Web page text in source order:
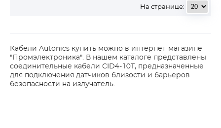
На странице:
Кабели Autonics купить можно в интернет-магазине
"Промэлектроника". В нашем каталоге представлены
соединительные кабели CID4-10T, предназначенные
для подключения датчиков близости и барьеров
безопасности на излучатель.